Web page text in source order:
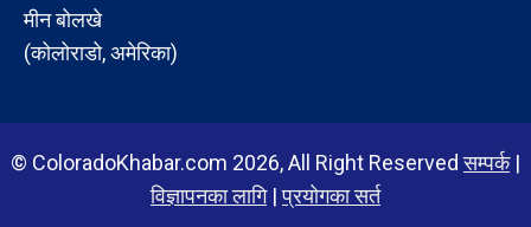
मीन बोलखे
(कोलोराडो, अमेरिका)
© ColoradoKhabar.com 2026, All Right Reservedसम्पर्क|
विज्ञापनका लागि|प्रयोगका सर्त